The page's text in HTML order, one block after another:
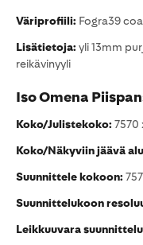
Väriprofiili: Fogra39
Lisätietoja:yli 13mm
reikävinyyli
Iso Omena
Koko/Julistekoko:7570
Koko/Näkyviin jäävä
Suunnittele kokoon:
Suunnittelukoon
Leikkuuvara